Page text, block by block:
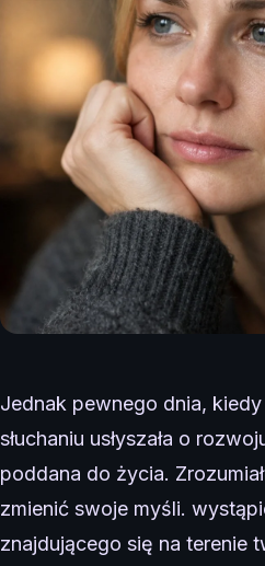
Jednak pewnego dnia, kiedy
słuchaniu usłyszała o
poddana do życia.
zmienić swoje myśli.
znajdującego się na terenie